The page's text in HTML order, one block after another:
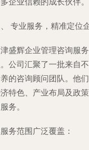
专业服务，精准定位
盛辉企业管理咨询服
公司汇聚了一批来自
的咨询顾问团队。他
特色、产业布局及政
务。
务范围广泛覆盖：